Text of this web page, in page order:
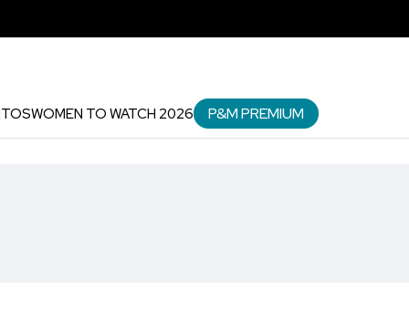
WOMEN TO WATCH 2026 P&M PREMIUM